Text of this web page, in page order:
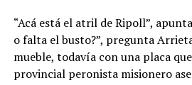
“Acá está el atril de Ripoll”,
o falta el busto?”, pregunta
mueble, todavía con una placa
provincial peronista misionero